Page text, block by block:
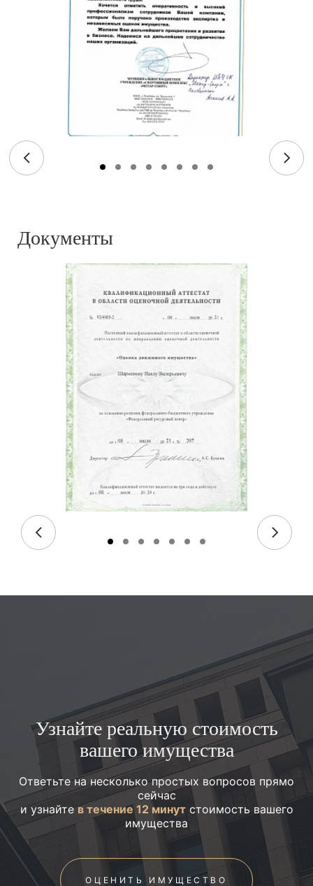
Документы
Узнайте реальную стоимость
вашего имущества
Ответьте на несколько простых вопросов прямо
сейчас
и узнайтев течение 12 минутстоимость вашего
имущества
ОЦЕНИТЬ ИМУЩЕСТВО